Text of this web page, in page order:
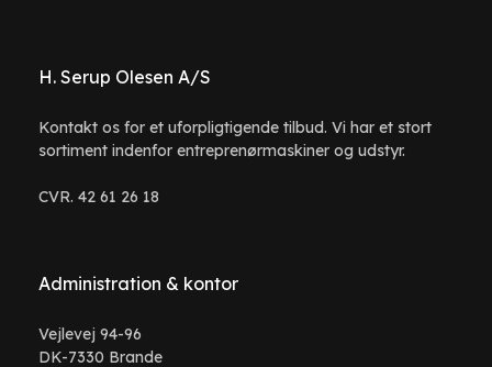
H. Serup Olesen A/S
Kontakt os for et uforpligtigende tilbud. Vi har et stort
sortiment indenfor entreprenørmaskiner og udstyr.
CVR. 42 61 26 18
Administration & kontor
Vejlevej 94-96
DK-7330 Brande